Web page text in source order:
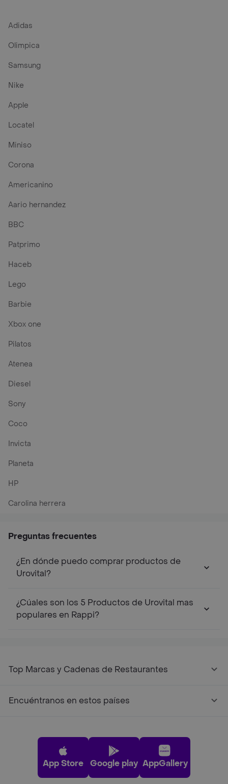
Adidas
Olimpica
Samsung
Nike
Apple
Locatel
Miniso
Corona
Americanino
Aario hernandez
BBC
Patprimo
Haceb
Lego
Barbie
Xbox one
Pilatos
Atenea
Diesel
Sony
Coco
Invicta
Planeta
HP
Carolina herrera
Preguntas frecuentes
¿En dónde puedo comprar productos de
Urovital?
¿Cúales son los 5 Productos de Urovital mas
populares en Rappi?
Top Marcas y Cadenas de Restaurantes
Encuéntranos en estos países
App Store Google play AppGallery